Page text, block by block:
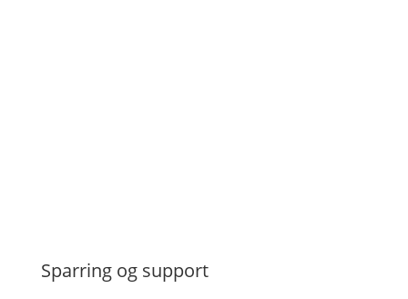
Sparring og support